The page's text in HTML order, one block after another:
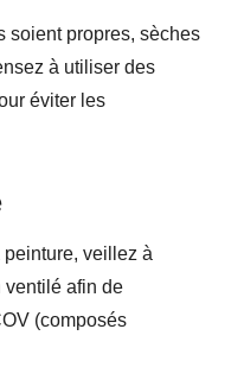
soient propres, sèches
à utiliser des
éviter les
veillez à
ventilé afin de
(composés